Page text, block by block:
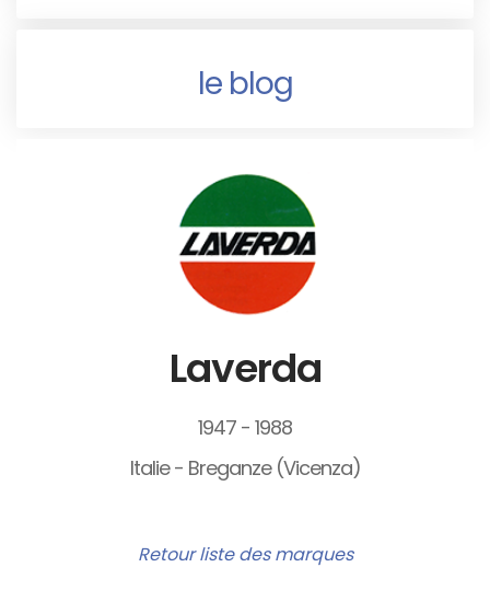
le blog
Laverda
1947 - 1988
Italie - Breganze (Vicenza)
Retour liste des marques